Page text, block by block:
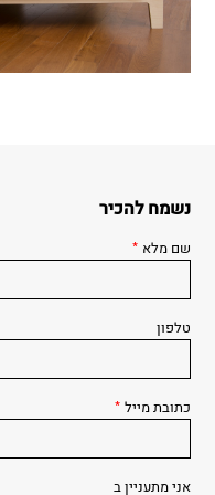
נשמח להכיר
שם מלא *
טלפון
כתובת מייל *
אני מתעניין ב